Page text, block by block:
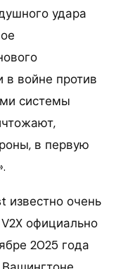
удара
в войне против
системы
в первую
известно очень
официально
2025 года